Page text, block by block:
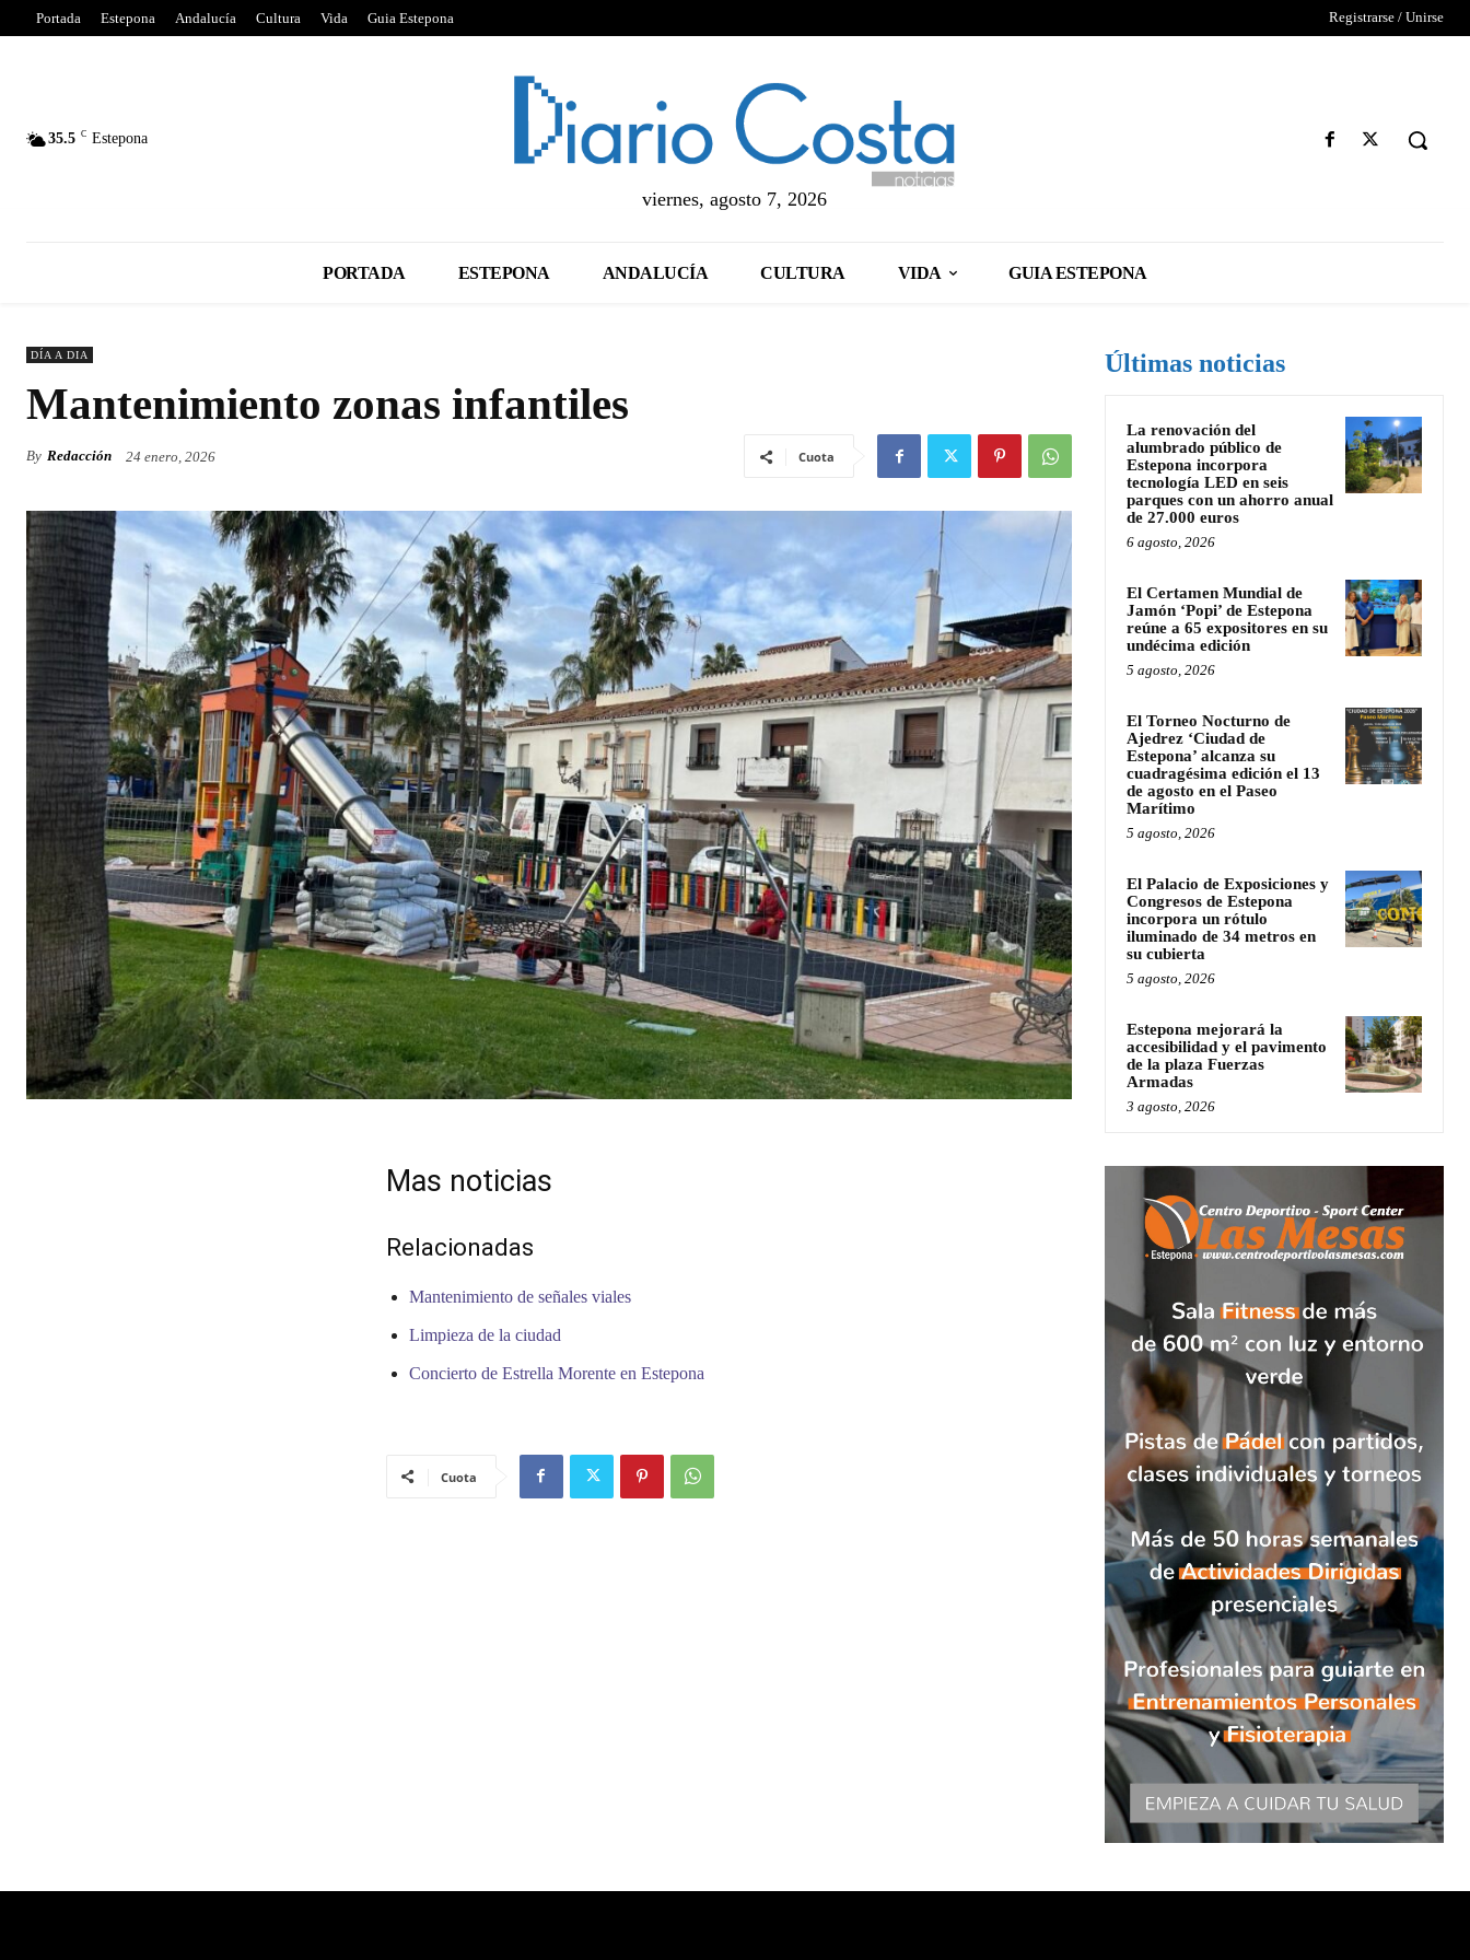
Portada Estepona Andalucía Cultura Vida Guia Estepona Registrarse / Unirse
35.5 C Estepona
viernes, agosto 7, 2026
PORTADA ESTEPONA ANDALUCÍA CULTURA VIDA GUIA ESTEPONA
DÍA A DIA
Mantenimiento zonas infantiles
By Redacción 24 enero, 2026 Cuota
Mas noticias
Relacionadas
Mantenimiento de señales viales
Limpieza de la ciudad
Concierto de Estrella Morente en Estepona
Cuota
Últimas noticias
La renovación del
alumbrado público de
Estepona incorpora
tecnología LED en seis
parques con un ahorro anual
de 27.000 euros
6 agosto, 2026
El Certamen Mundial de
Jamón ‘Popi’ de Estepona
reúne a 65 expositores en su
undécima edición
5 agosto, 2026
El Torneo Nocturno de
Ajedrez ‘Ciudad de
Estepona’ alcanza su
cuadragésima edición el 13
de agosto en el Paseo
Marítimo
5 agosto, 2026
El Palacio de Exposiciones y
Congresos de Estepona
incorpora un rótulo
iluminado de 34 metros en
su cubierta
5 agosto, 2026
Estepona mejorará la
accesibilidad y el pavimento
de la plaza Fuerzas
Armadas
3 agosto, 2026